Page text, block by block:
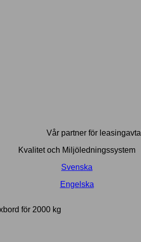
Vår partner för leasingavtal
Kvalitet och Miljöledningssystem
Svenska
Engelska
för 2000 kg